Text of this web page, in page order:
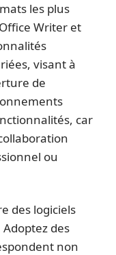
les plus
Writer et
visant à
de
car
ou
des logiciels
des
non